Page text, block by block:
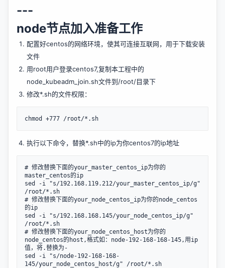
---
node节点加入准备工作
配置好centos的网络环境，使其可连接互联网，用于下载安装
文件
用root用户登录centos7,复制本工程中的
node_kubeadm_join.sh文件到/root/目录下
修改*.sh的文件权限：
执行以下命令，替换*.sh中的ip为你centos7的ip地址
# 修改替换下面的your_master_centos_ip为你的
master_centos的ip
sed -i "s/192.168.119.212/your_master_centos_ip/g"
/root/*.sh
# 修改替换下面的your_node_centos_ip为你的node_centos
的ip
sed -i "s/192.168.168.145/your_node_centos_ip/g"
/root/*.sh
# 修改替换下面的your_node_centos_host为你的
node_centos的host,格式如：node-192-168-168-145,用ip
值，将.替换为-
sed -i "s/node-192-168-168-
145/your_node_centos_host/g" /root/*.sh